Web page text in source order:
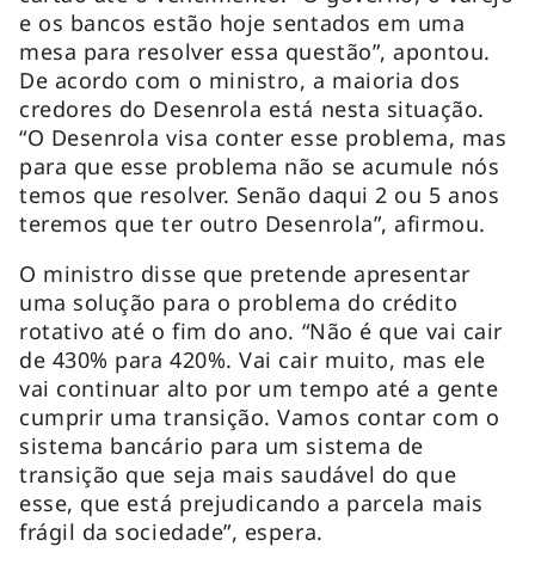
e os bancos estão hoje sentados em uma
mesa para resolver essa questão”, apontou.
De acordo com o ministro, a maioria dos
credores do Desenrola está nesta situação.
“O Desenrola visa conter esse problema, mas
para que esse problema não se acumule nós
temos que resolver. Senão daqui 2 ou 5 anos
teremos que ter outro Desenrola”, afirmou.
O ministro disse que pretende apresentar
uma solução para o problema do crédito
rotativo até o fim do ano. “Não é que vai cair
de 430% para 420%. Vai cair muito, mas ele
vai continuar alto por um tempo até a gente
cumprir uma transição. Vamos contar com o
sistema bancário para um sistema de
transição que seja mais saudável do que
esse, que está prejudicando a parcela mais
frágil da sociedade”, espera.